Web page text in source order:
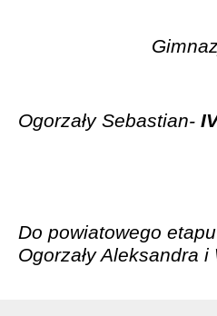
Ogorzały Sebastian-
Do powiatowego
Ogorzały Aleksandra